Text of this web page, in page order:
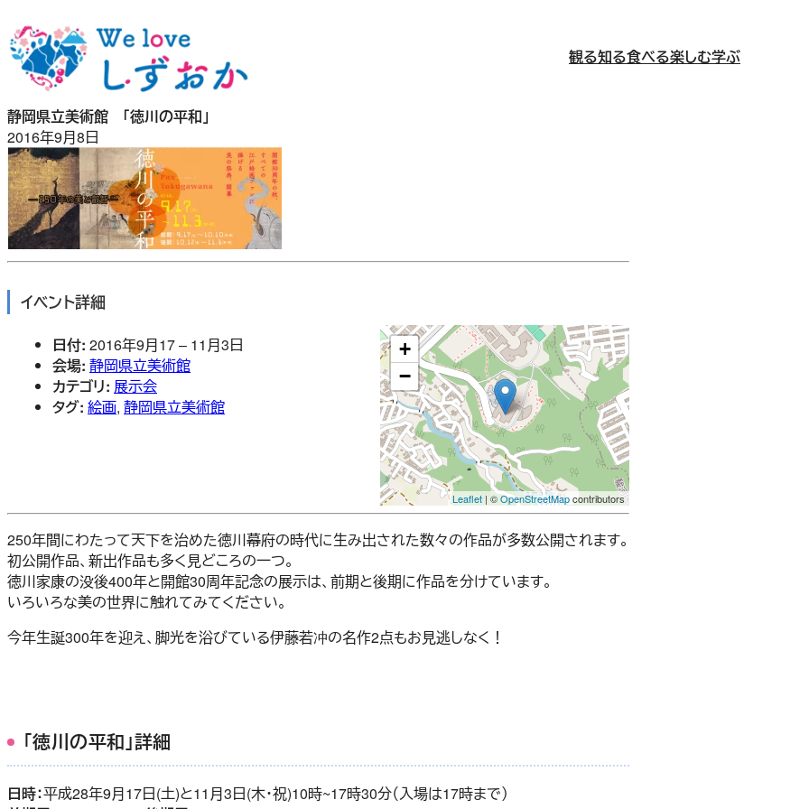
容
を
ッ
プ
観る知る食べる楽しむ学ぶ
静岡県立美術館 「徳川の平和」
2016年9月8日
イベント詳細
日付: 2016年9月17– 11月3日
会場: 静岡県立美術館
カテゴリ: 展示会
タグ: 絵画, 静岡県立美術館
+
−
Leaflet | ©OpenStreetMapcontributors
250年間にわたって天下を治めた徳川幕府の時代に生み出された数々の作品が多数公開されます。
初公開作品、新出作品も多く見どころの一つ。
徳川家康の没後400年と開館30周年記念の展示は、前期と後期に作品を分けています。
いろいろな美の世界に触れてみてください。
今年生誕300年を迎え、脚光を浴びている伊藤若冲の名作2点もお見逃しなく！
「徳川の平和」詳細
日時：平成28年9月17日(土)と11月3日(木・祝)10時~17時30分（入場は17時まで）